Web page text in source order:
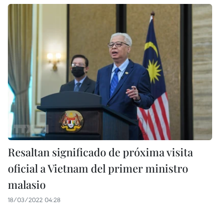
Resaltan significado de próxima visita
oficial a Vietnam del primer ministro
malasio
18/03/2022 04:28